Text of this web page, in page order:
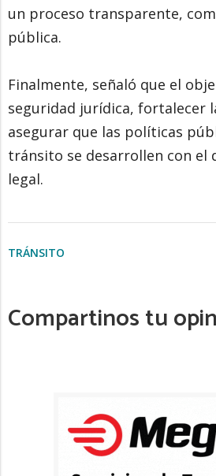
un proceso transparente,
pública.
Finalmente, señaló que el
seguridad jurídica, fortalecer
asegurar que las políticas
tránsito se desarrollen con el
legal.
TRÁNSITO
Compartinos tu